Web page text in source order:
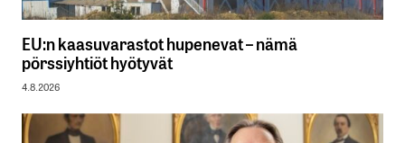
EU:n kaasuvarastot hupenevat – nämä
pörssiyhtiöt hyötyvät
4.8.2026